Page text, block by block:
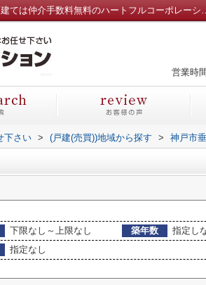
神戸市垂水区舞子台の戸建一覧｜神戸
営業時
下さい > (戸建(売買))地域から探す > 神戸市
下限なし～上限なし 築年数
指定し
指定なし